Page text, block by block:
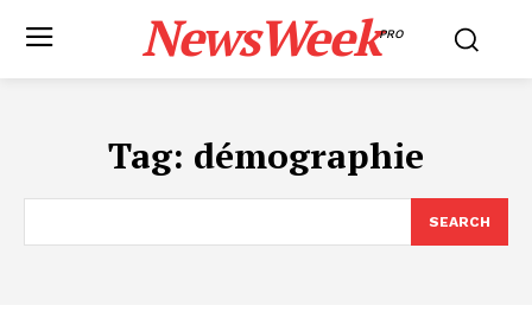
NewsWeekPRO
Tag: démographie
SEARCH